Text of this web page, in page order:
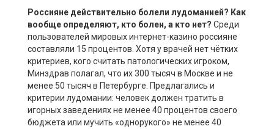
Россияне действительно болели лудоманией? Как
вообще определяют, кто болен, а кто нет? Среди
пользователей мировых интернет-казино россияне
составляли 15 процентов. Хотя у врачей нет чётких
критериев, кого считать патологических игроком,
Минздрав полагал, что их 300 тысяч в Москве и не
менее 50 тысяч в Петербурге. Предлагались и
критерии лудомании: человек должен тратить в
игорных заведениях не менее 40 процентов своего
бюджета или мучить «однорукого» не менее 40